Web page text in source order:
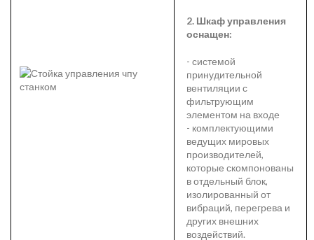
2. Шкаф управления
оснащен:
- системой
принудительной
вентиляции с
фильтрующим
элементом на входе
- комплектующими
ведущих мировых
производителей,
которые скомпонованы
в отдельный блок,
изолированный от
вибраций, перегрева и
других внешних
воздействий.